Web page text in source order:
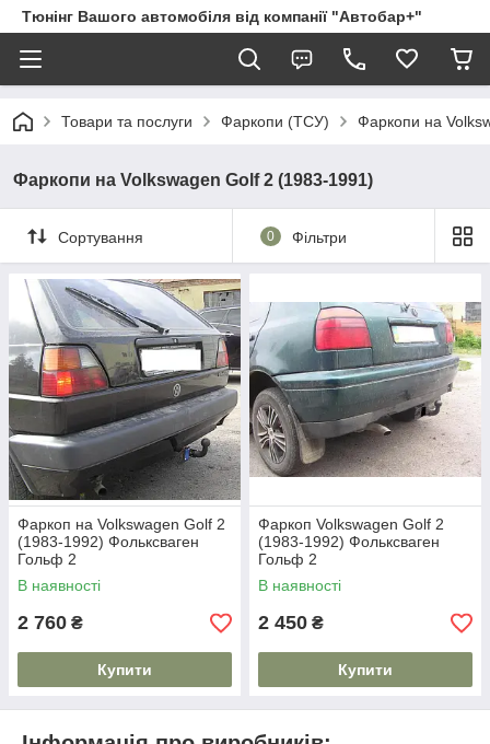
Тюнінг Вашого автомобіля від компанії "Автобар+"
Товари та послуги Фаркопи (ТСУ) Фаркопи на
Фаркопи на Volkswagen Golf 2 (1983-1991)
Сортування 0 Фільтри
Фаркоп на Volkswagen Golf 2
(1983-1992) Фольксваген
Гольф 2
В наявності
2 760 ₴
Купити
Фаркоп Volkswagen Golf 2
(1983-1992) Фольксваген
Гольф 2
В наявності
2 450 ₴
Купити